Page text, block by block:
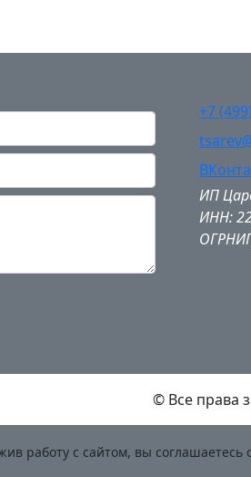
+7
ИП
ИНН:
© Все права
работу с сайтом, вы соглашаетесь с